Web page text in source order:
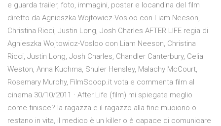
e guarda trailer, foto, immagini, poster e locandina del film
diretto da Agnieszka Wojtowicz-Vosloo con Liam Neeson,
Christina Ricci, Justin Long, Josh Charles AFTER LIFE regia di
Agnieszka Wojtowicz-Vosloo con Liam Neeson, Christina
Ricci, Justin Long, Josh Charles, Chandler Canterbury, Celia
Weston, Anna Kuchma, Shuler Hensley, Malachy McCourt,
Rosemary Murphy, FilmScoop.it vota e commenta film al
cinema 30/10/2011 · After.Life (film) mi spiegate meglio
come finisce? la ragazza e il ragazzo alla fine muoiono o
restano in vita, il medico è un killer o è capace di comunicare